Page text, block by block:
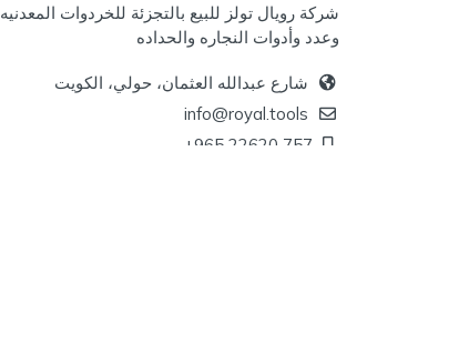
شركة رويال تولز للبيع بالتجزئة للخردوات المعدنيه
وعدد وأدوات النجاره والحداده
شارع عبدالله العثمان، حولي، الكويت
+965 22620 757